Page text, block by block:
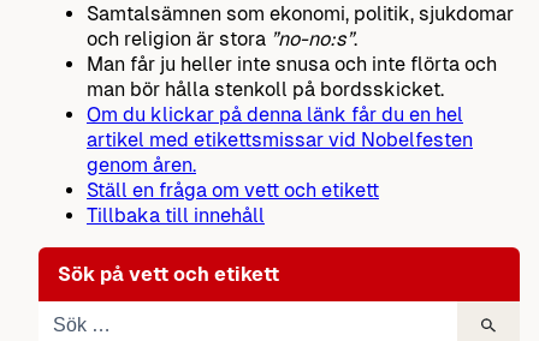
Sök på vett och etikett
Samtalsämnen som ekonomi, politik, sjukdomar
och religion är stora ”no-no:s”.
Man får ju heller inte snusa och inte flörta och
man bör hålla stenkoll på bordsskicket.
Om du klickar på denna länk får du en hel
artikel med etikettsmissar vid Nobelfesten
genom åren.
Ställ en fråga om vett och etikett
Tillbaka till innehåll